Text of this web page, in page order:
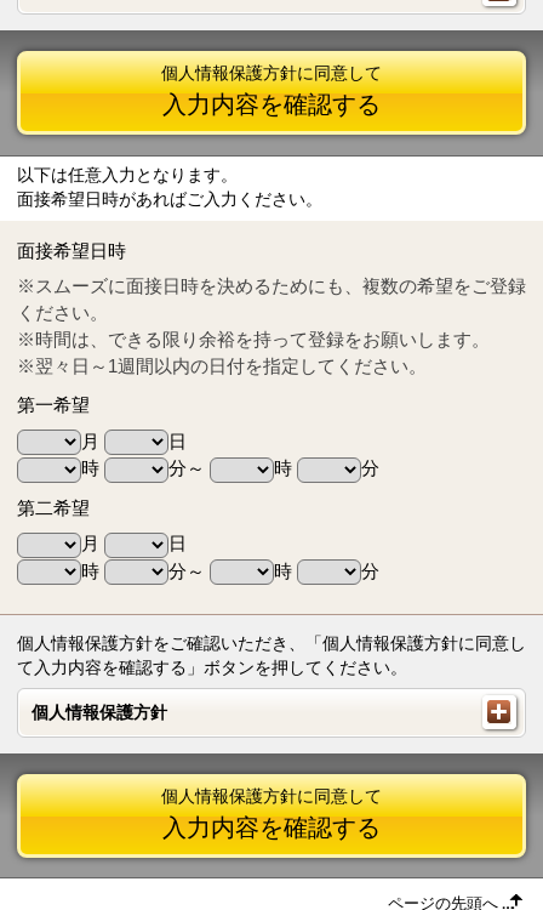
個人情報保護方針
Tel
0570-55-0314
個人情報保護方針に同意して
入力内容を確認する
以下は任意入力となります。
面接希望日時があればご入力ください。
面接希望日時
※スムーズに面接日時を決めるためにも、複数の希望をご登録
ください。
※時間は、できる限り余裕を持って登録をお願いします。
※翌々日～1週間以内の日付を指定してください。
第一希望
月
日
時
分～ 時
分
第二希望
月
日
時
分～ 時 分
個人情報保護方針をご確認いただき、「個人情報保護方針に同意し
て入力内容を確認する」ボタンを押してください。
個人情報保護方針
個人情報保護方針
個人情報保護方針に同意して
入力内容を確認する
ページの先頭へ